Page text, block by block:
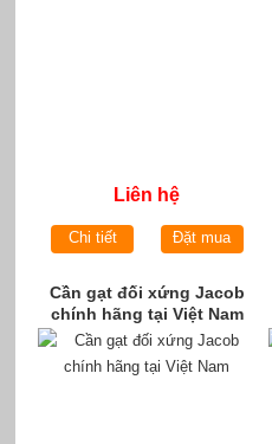
Liên hệ
Chi tiết Đặt mua
Cần gạt đối xứng Jacob
chính hãng tại Việt Nam